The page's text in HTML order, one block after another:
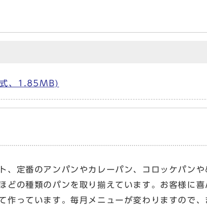
式、1.85MB)
、定番のアンパンやカレーパン、コロッケパン
どの種類のパンを取り揃えています。お客様に
作っています。毎月メニューが変わりますので